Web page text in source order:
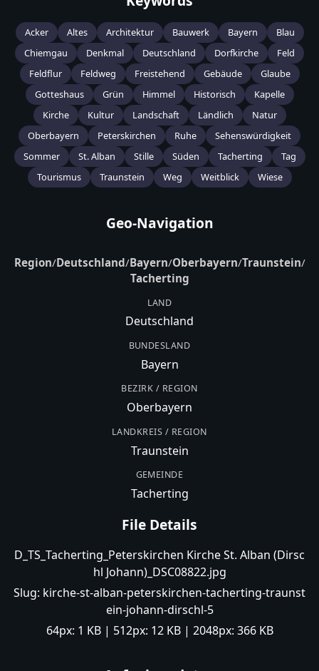
Acker Altes Architektur Bauwerk Bayern
Blau
Chiemgau
Denkmal Deutschland Dorfkirche
Feld
Feldflur
Feldweg Freistehend Gebäude
Glaube
Gotteshaus
Grün Himmel Historisch
Kapelle
Kirche
Kultur Landschaft Ländlich
Natur
Oberbayern
Peterskirchen Ruhe
Sehenswürdigkeit
Sommer
St. Alban Stille Süden Tacherting
Tag
Tourismus
Traunstein Weg Weitblick Wiese
Geo-Navigation
Region/Deutschland/Bayern/Oberbayern/Traunstein/
Tacherting
LAND
Deutschland
BUNDESLAND
Bayern
BEZIRK / REGION
Oberbayern
LANDKREIS / REGION
Traunstein
GEMEINDE
Tacherting
File Details
D_TS_Tacherting_Peterskirchen Kirche St. Alban (Dirsc
hl Johann)_DSC08822.jpg
Slug: kirche-st-alban-peterskirchen-tacherting-traunst
ein-johann-dirschl-5
64px: 1 KB| 512px: 12 KB| 2048px: 366 KB